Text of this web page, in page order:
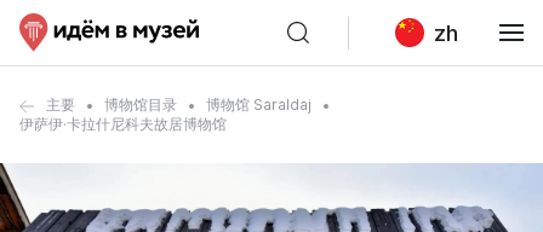
zh
主要 博物馆目录
博物馆 Saraldaj
伊萨伊·卡拉什尼科夫故居博物馆